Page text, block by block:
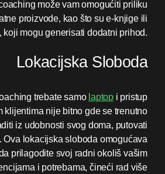
može vam omogućiti priliku
proizvode, kao što su e-knjige ili
koji mogu generisati dodatni prihod.
Lokacijska Sloboda
trebate samo laptop i pristup
klijentima nije bitno gde se trenutno
iz udobnosti svog doma, putovati
Ova lokacijska sloboda omogućava
prilagodite svoj radni okoliš vašim
i potrebama, čineći rad više